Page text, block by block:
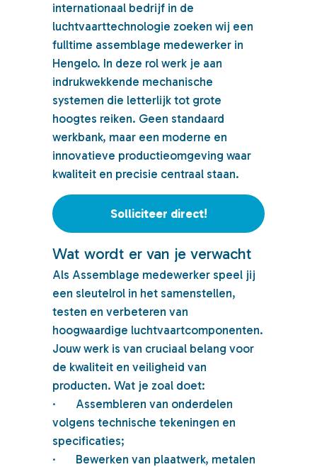
internationaal bedrijf in de
luchtvaarttechnologie zoeken wij een
fulltime assemblage medewerker in
Hengelo. In deze rol werk je aan
indrukwekkende mechanische
systemen die letterlijk tot grote
hoogtes reiken. Geen standaard
werkbank, maar een moderne en
innovatieve productieomgeving waar
kwaliteit en precisie centraal staan.
Solliciteer direct!
Wat wordt er van je verwacht
Als Assemblage medewerker speel jij
een sleutelrol in het samenstellen,
testen en verbeteren van
hoogwaardige luchtvaartcomponenten.
Jouw werk is van cruciaal belang voor
de kwaliteit en veiligheid van
producten. Wat je zoal doet:
·
Assembleren van onderdelen
volgens technische tekeningen en
specificaties;
·
Bewerken van plaatwerk, metalen